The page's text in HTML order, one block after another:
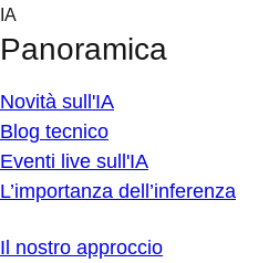
Skip
content
IA
Panoramica
Novità sull'IA
Blog tecnico
Eventi live sull'IA
L’importanza dell’inferenza
Il nostro approccio